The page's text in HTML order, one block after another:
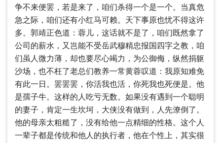
争不来便罢，若是来了，咱们杀得一个是一个。当真危
急之际，咱们还有小红马可赖。天下事原也忧不得这许
多。郭靖正色道：蓉儿，这话就不是了，咱们既然拿了
公司的薪水，又岂能不受岳武穆精忠报国四字之教，咱
们虽人微力薄，却也要尽心竭力，为公御侮，纵然捐躯
沙场，也不枉了老总们教养一常黄蓉叹道：我原知难免
有此一日。罢罢罢，你活我也活，你死我也死便是。他
是孺子牛。这样的人吃亏无数。如果没有遇到一个聪明
的妻子，肯定一生坎坷，大侠没有做到，人先潦倒了。
他的母亲太粗糙了，没有给他一点精细的性格。这个人
一辈子都是传统和他人的执行者，他在个性上，其实很